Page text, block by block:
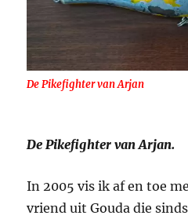
De Pikefighter van Arjan
De Pikefighter van Arjan.
In 2005 vis ik af en toe
vriend uit Gouda die